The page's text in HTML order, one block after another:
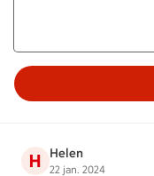
H Helen
22 jan. 2024